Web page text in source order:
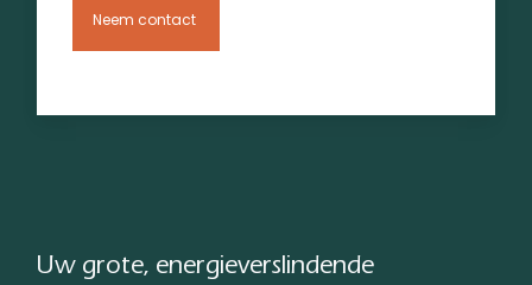
Neem contact
Uw grote, energieverslindende